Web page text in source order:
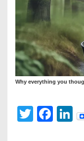
T
w
F
a
Li